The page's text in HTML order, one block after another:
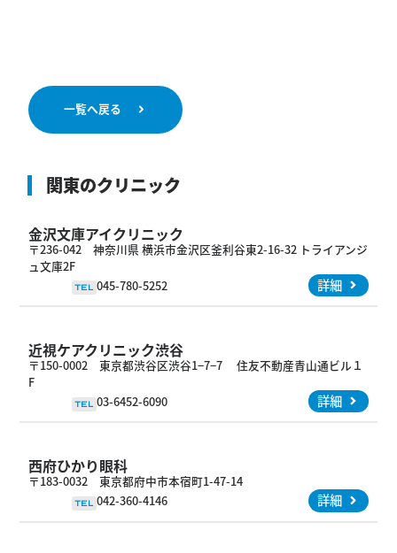
一覧へ戻る
関東のクリニック
金沢文庫アイクリニック
〒236-042 神奈川県 横浜市金沢区釜利谷東2-16-32 トライアンジ
ュ文庫2F
TEL 045-780-5252 詳細
近視ケアクリニック渋谷
〒150-0002 東京都渋谷区渋谷1−7−7 住友不動産青山通ビル１
F
TEL 03-6452-6090 詳細
西府ひかり眼科
〒183-0032 東京都府中市本宿町1-47-14
TEL 042-360-4146 詳細